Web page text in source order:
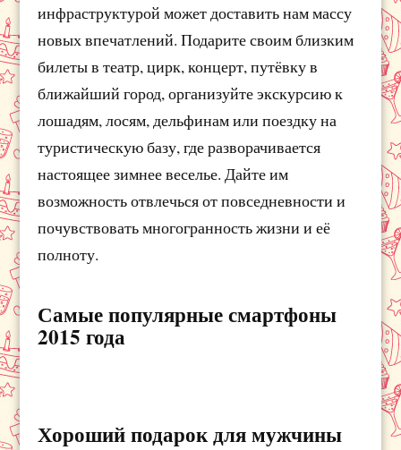
инфраструктурой может доставить нам массу
новых впечатлений. Подарите своим близким
билеты в театр, цирк, концерт, путёвку в
ближайший город, организуйте экскурсию к
лошадям, лосям, дельфинам или поездку на
туристическую базу, где разворачивается
настоящее зимнее веселье. Дайте им
возможность отвлечься от повседневности и
почувствовать многогранность жизни и её
полноту.
Самые популярные смартфоны
2015 года
Хороший подарок для мужчины